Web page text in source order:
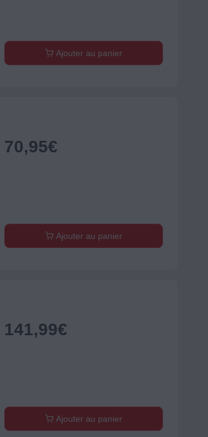
Ajouter au panier
70,95€
Ajouter au panier
141,99€
Ajouter au panier